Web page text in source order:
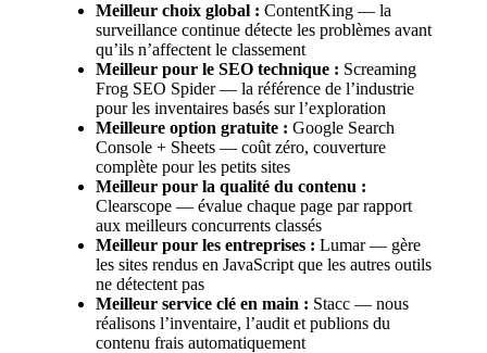
Meilleur choix global : ContentKing — la
surveillance continue détecte les problèmes avant
qu’ils n’affectent le classement
Meilleur pour le SEO technique : Screaming
Frog SEO Spider — la référence de l’industrie
pour les inventaires basés sur l’exploration
Meilleure option gratuite : Google Search
Console + Sheets — coût zéro, couverture
complète pour les petits sites
Meilleur pour la qualité du contenu :
Clearscope — évalue chaque page par rapport
aux meilleurs concurrents classés
Meilleur pour les entreprises : Lumar — gère
les sites rendus en JavaScript que les autres outils
ne détectent pas
Meilleur service clé en main : Stacc — nous
réalisons l’inventaire, l’audit et publions du
contenu frais automatiquement